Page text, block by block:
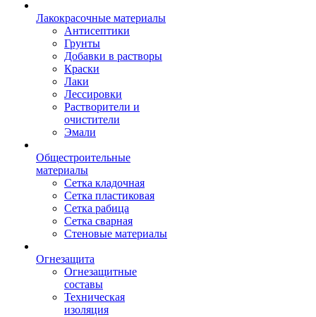
Лакокрасочные материалы
Антисептики
Грунты
Добавки в растворы
Краски
Лаки
Лессировки
Растворители и
очистители
Эмали
Общестроительные
материалы
Сетка кладочная
Сетка пластиковая
Сетка рабица
Сетка сварная
Стеновые материалы
Огнезащита
Огнезащитные
составы
Техническая
изоляция